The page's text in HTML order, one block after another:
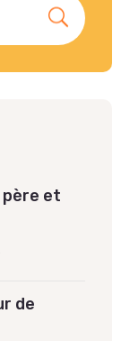
père et
de